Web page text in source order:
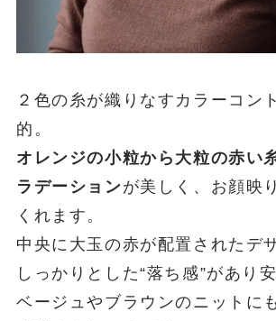
２色の糸が織りなすカラーコン
的。
オレンジの小粒から大粒の赤い
ラデーションが美しく、お顔映
くれます。
中央に大玉の赤が配置されたデ
しっかりとした“落ち感”があり
ベージュやブラウンのニットに